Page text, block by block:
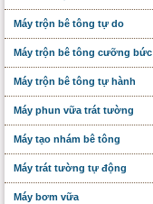
Máy trộn bê tông tự do
Máy trộn bê tông cưỡng bức
Máy trộn bê tông tự hành
Máy phun vữa trát tường
Máy tạo nhám bê tông
Máy trát tường tự động
Máy bơm vữa